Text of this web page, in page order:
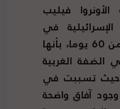
فيليب
في
مخيم جنين، والتي تمتد لأكثر من 60 يوما، بأنها
الضفة الغربية
حيث تسببت في
آفاق واضحة